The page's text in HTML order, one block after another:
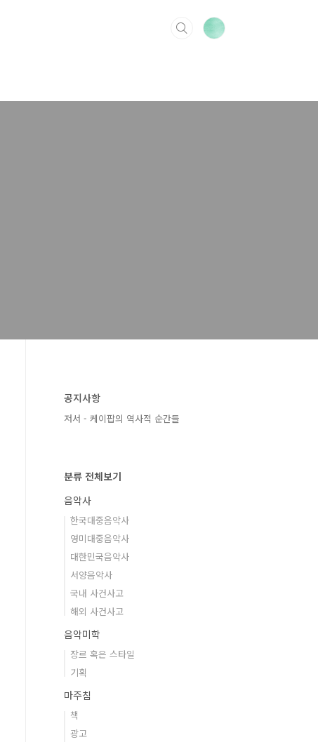
공지사항
저서 - 케이팝의 역사적 순간들
분류 전체보기
음악사
한국대중음악사
영미대중음악사
대한민국음악사
서양음악사
국내 사건사고
해외 사건사고
음악미학
장르 혹은 스타일
기획
마주침
책
광고